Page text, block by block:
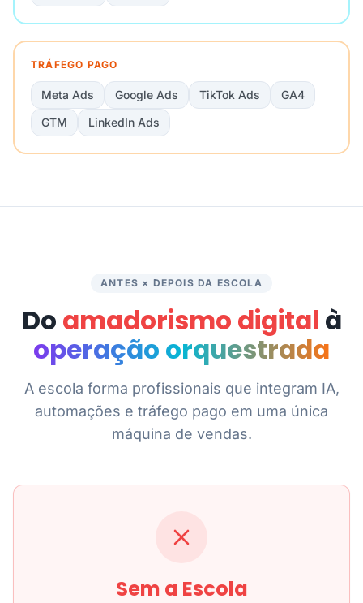
TRÁFEGO PAGO
Meta Ads Google Ads TikTok Ads
GA4
GTM
LinkedIn Ads
ANTES × DEPOIS DA ESCOLA
Do amadorismo digital à
operação orquestrada
A escola forma profissionais que integram IA,
automações e tráfego pago em uma única
máquina de vendas.
Sem a Escola